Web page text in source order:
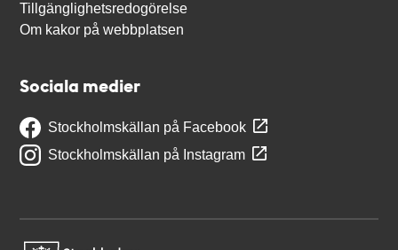
Tillgänglighetsredogörelse
Om kakor på webbplatsen
Sociala medier
Stockholmskällan på Facebook
Stockholmskällan på Instagram